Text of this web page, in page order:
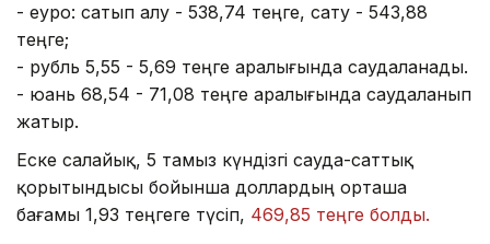
- еуро: сатып алу - 538,74 теңге, сату - 543,88
теңге;
- рубль 5,55 - 5,69 теңге аралығында саудаланады.
- юань 68,54 - 71,08 теңге аралығында саудаланып
жатыр.
Еске салайық, 5 тамыз күндізгі сауда-саттық
қорытындысы бойынша доллардың орташа
бағамы 1,93 теңгеге түсіп, 469,85 теңге болды.